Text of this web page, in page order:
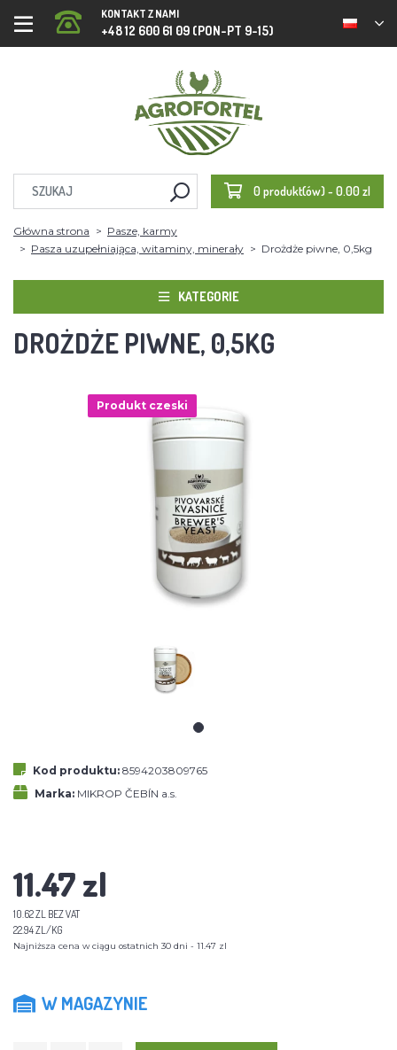
KONTAKT Z NAMI
+48 12 600 61 09 (PON-PT 9-15)
0 produkt(ów) - 0.00 zl
Główna strona
Pasze, karmy
Pasza uzupełniająca, witaminy, minerały
Drożdże piwne, 0,5kg
KATEGORIE
DROŻDŻE PIWNE, 0,5KG
Produkt czeski
Kod produktu: 8594203809765
Marka: MIKROP ČEBÍN a.s.
11.47 zl
10.62 ZL BEZ VAT
22.94 ZL/KG
Najniższa cena w ciągu ostatnich 30 dni - 11.47 zl
W MAGAZYNIE